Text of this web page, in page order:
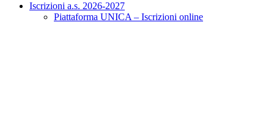
Iscrizioni a.s. 2026-2027
Piattaforma UNICA – Iscrizioni online